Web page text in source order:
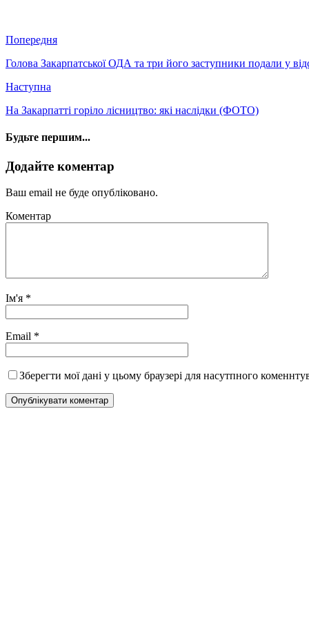
Попередня
Голова Закарпатської ОДА та три його заступники подали у
Наступна
На Закарпатті горіло лісництво: які наслідки (ФОТО)
Будьте першим...
Додайте коментар
Ваш email не буде опубліковано.
Коментар
Ім'я *
Email *
Зберегти мої дані у цьому браузері для насутпного